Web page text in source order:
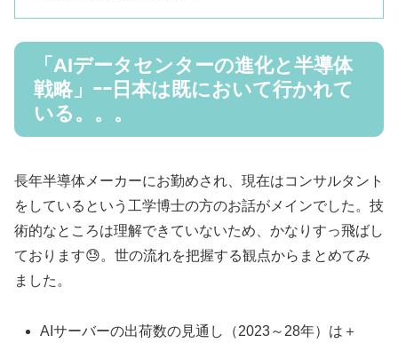
「AIデータセンターの進化と半導体
戦略」ｰｰ日本は既において行かれて
いる。。。
長年半導体メーカーにお勤めされ、現在はコンサルタント
をしているという工学博士の方のお話がメインでした。技
術的なところは理解できていないため、かなりすっ飛ばし
ております😓。世の流れを把握する観点からまとめてみ
ました。
AIサーバーの出荷数の見通し（2023～28年）は＋